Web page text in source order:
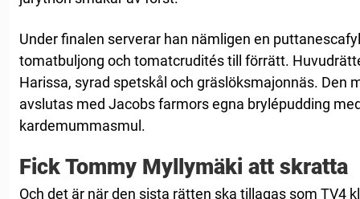
Under finalen serverar han nämligen en
tomatbuljong och tomatcrudités till förrätt.
Harissa, syrad spetskål och gräslöksmajonnäs. Den
avslutas med Jacobs farmors egna brylépudding
kardemummasmul.
Fick Tommy Myllymäki att skratta
Och det är när den sista rätten ska tillagas som TV4